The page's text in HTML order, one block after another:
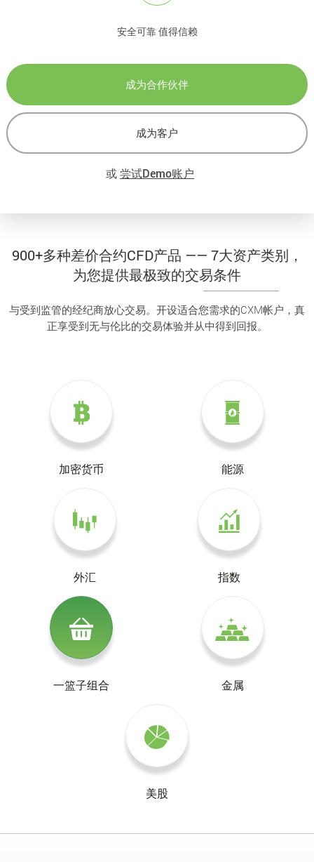
安全可靠 值得信赖
成为合作伙伴
成为客户
或尝试Demo账户
900+多种差价合约CFD产品 —— 7大资产类别，
为您提供最极致的交易条件
与受到监管的经纪商放心交易。开设适合您需求的CXM帐户，真
正享受到无与伦比的交易体验并从中得到回报。
加密货币 能源
外汇 指数
一篮子组合 金属
美股